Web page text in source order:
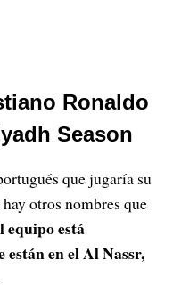
Ronaldo
Season
que jugaría su
otros nombres que
equipo está
en el Al Nassr,